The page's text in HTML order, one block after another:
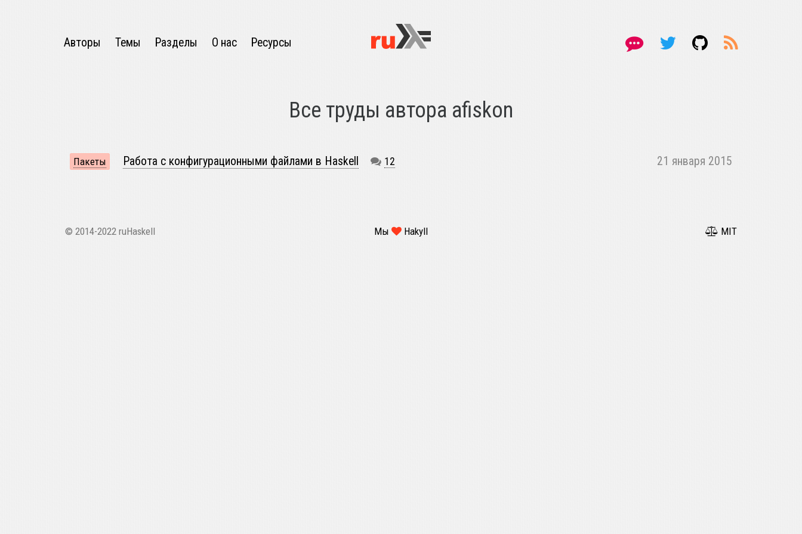
Авторы Темы Разделы О нас Ресурсы
Все труды автора afiskon
Пакеты Работа с конфигурационными файлами в Haskell 12 21 января 2015
© 2014-2022 ruHaskell Мы Hakyll MIT